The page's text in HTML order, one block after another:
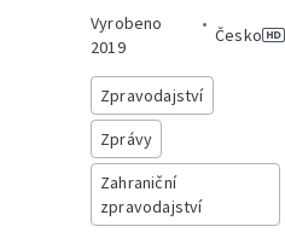
Vyrobeno
2019
•
Česko
Zpravodajství
Zprávy
Zahraniční
zpravodajství